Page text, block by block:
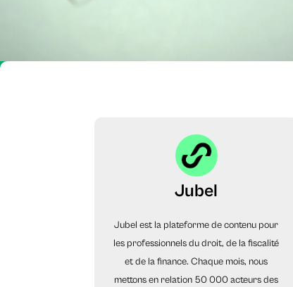
Jubel
Jubel est la plateforme de contenu pour
les professionnels du droit, de la fiscalité
et de la finance. Chaque mois, nous
mettons en relation 50 000 acteurs des